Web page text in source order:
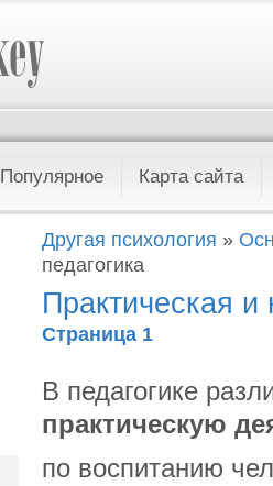
Популярное Карта сайта
Другая психология »
педагогика
Практическая и
Страница 1
В педагогике
практическую
по воспитанию